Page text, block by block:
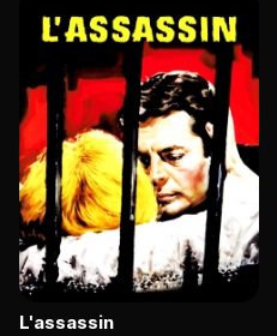
L'assassin